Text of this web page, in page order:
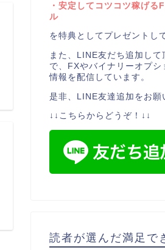
・安定してコツコツ稼げる
ル
を特典としてプレゼントし
また、LINE友だち追加して
で、FXやバイナリーオプシ
情報を配信しています。
是非、LINE友達追加をお願
↓↓こちらからどうぞ！↓↓
読者が選んだ満足で